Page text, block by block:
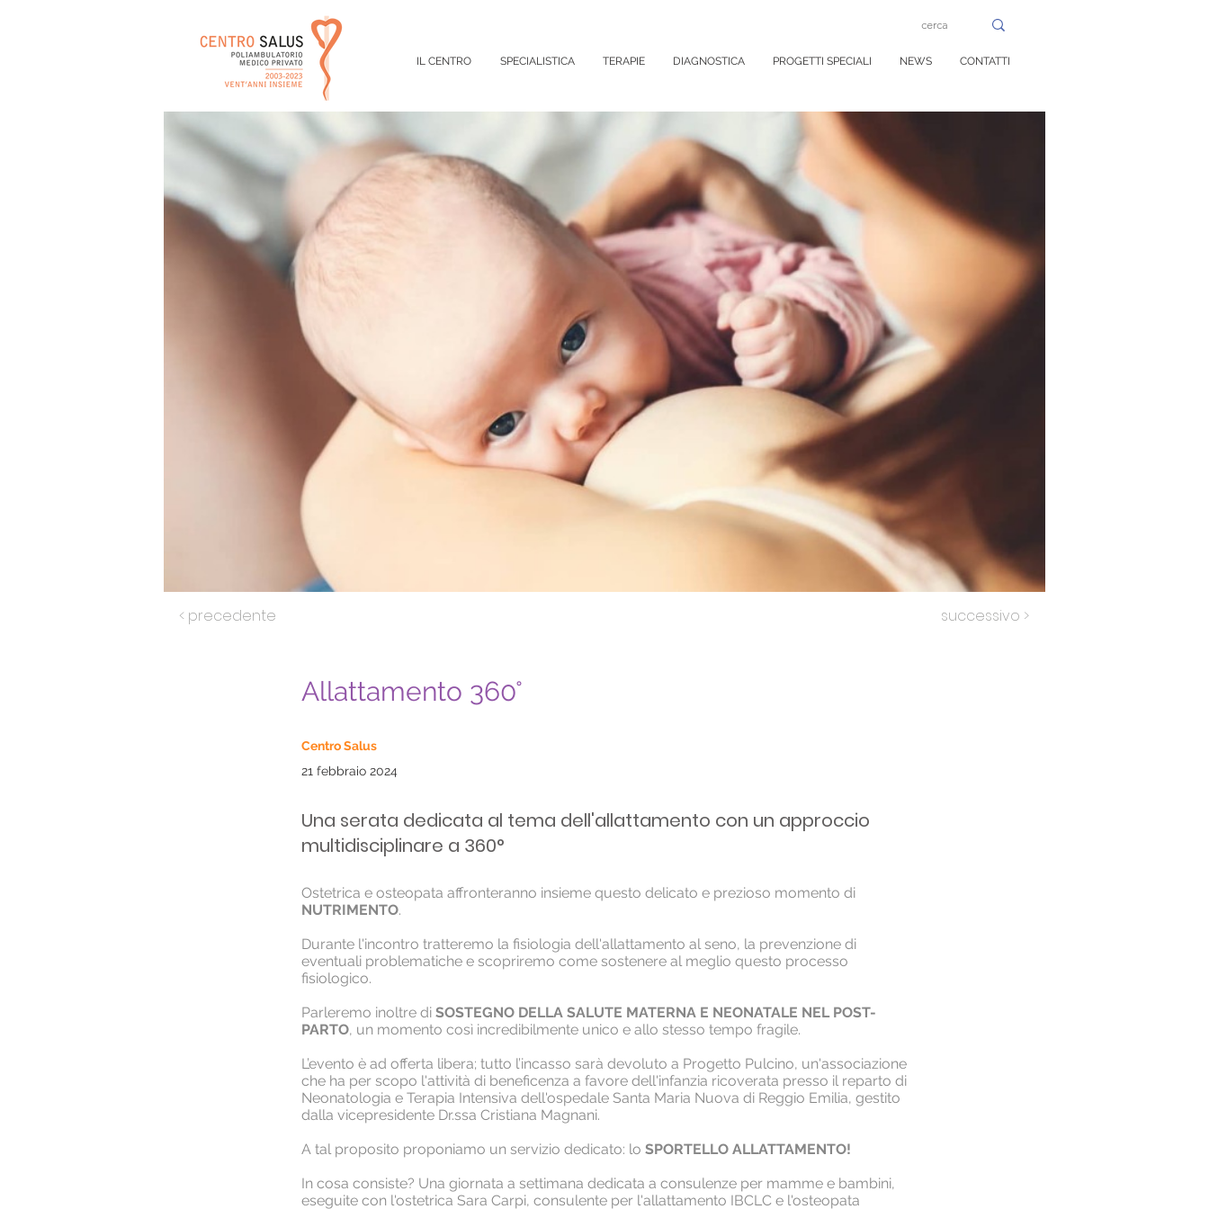
IL CENTRO SPECIALISTICA TERAPIE DIAGNOSTICA PROGETTI SPECIALI NEWS CONTATTI
< precedente successivo >
Allattamento 360°
Centro Salus
21 febbraio 2024
Una serata dedicata al tema dell'allattamento con un approccio
multidisciplinare a 360°
Ostetrica e osteopata affronteranno insieme questo delicato e prezioso momento di
NUTRIMENTO.
Durante l'incontro tratteremo la fisiologia dell'allattamento al seno, la prevenzione di
eventuali problematiche e scopriremo come sostenere al meglio questo processo
fisiologico.
Parleremo inoltre di SOSTEGNO DELLA SALUTE MATERNA E NEONATALE NEL POST-
PARTO, un momento così incredibilmente unico e allo stesso tempo fragile.
L’evento è ad offerta libera; tutto l’incasso sarà devoluto a Progetto Pulcino, un'associazione
che ha per scopo l'attività di beneficenza a favore dell'infanzia ricoverata presso il reparto di
Neonatologia e Terapia Intensiva dell'ospedale Santa Maria Nuova di Reggio Emilia, gestito
dalla vicepresidente Dr.ssa Cristiana Magnani.
A tal proposito proponiamo un servizio dedicato: lo SPORTELLO ALLATTAMENTO!
In cosa consiste? Una giornata a settimana dedicata a consulenze per mamme e bambini,
eseguite con l'ostetrica Sara Carpi, consulente per l'allattamento IBCLC e l'osteopata